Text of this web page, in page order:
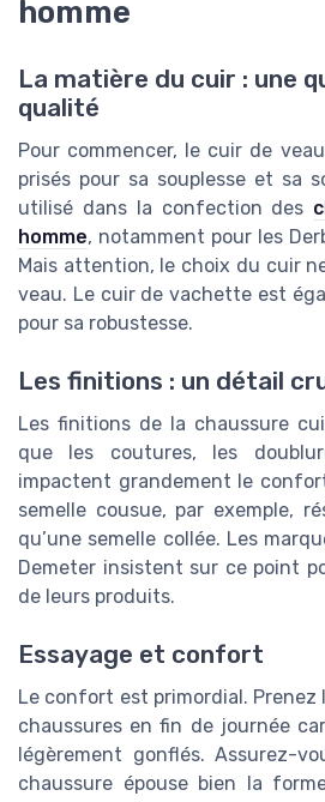
homme
La matière du cuir : une
qualité
Pour commencer, le cuir de
prisés pour sa souplesse et sa
utilisé dans la confection des
homme, notamment pour les
Mais attention, le choix du cuir
veau. Le cuir de vachette est
pour sa robustesse.
Les finitions : un détail
Les finitions de la chaussure
que les coutures, les
impactent grandement le
semelle cousue, par exemple,
qu’une semelle collée. Les
Demeter insistent sur ce point
de leurs produits.
Essayage et confort
Le confort est primordial. Prenez
chaussures en fin de journée
légèrement gonflés. Assurez-
chaussure épouse bien la